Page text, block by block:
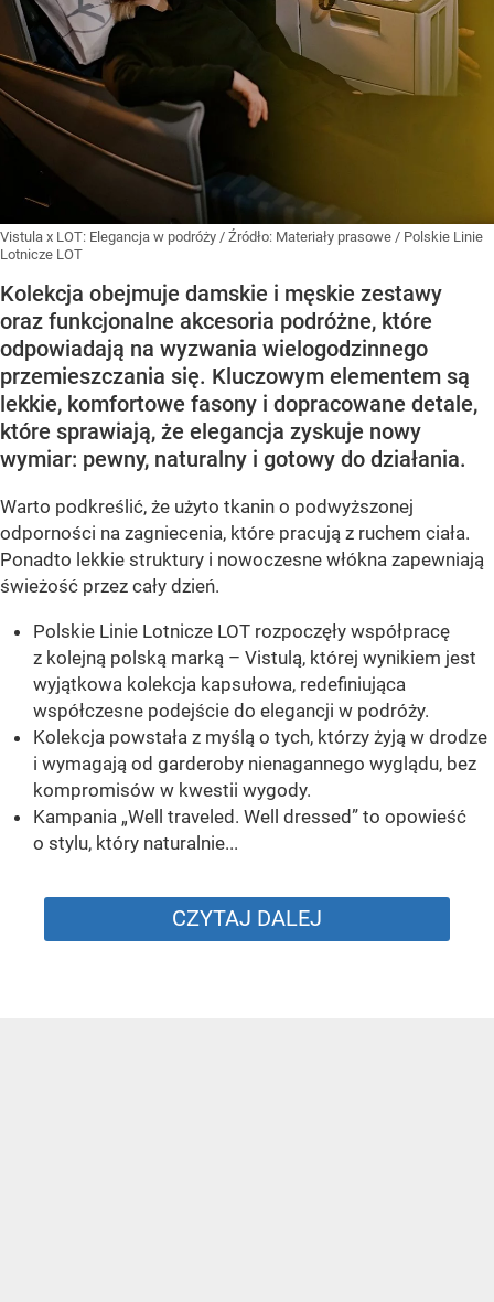
Vistula x LOT: Elegancja w podróży / Źródło: Materiały prasowe / Polskie Linie
Lotnicze LOT
Kolekcja obejmuje damskie i męskie zestawy
oraz funkcjonalne akcesoria podróżne, które
odpowiadają na wyzwania wielogodzinnego
przemieszczania się. Kluczowym elementem są
lekkie, komfortowe fasony i dopracowane detale,
które sprawiają, że elegancja zyskuje nowy
wymiar: pewny, naturalny i gotowy do działania.
Warto podkreślić, że użyto tkanin o podwyższonej
odporności na zagniecenia, które pracują z ruchem ciała.
Ponadto lekkie struktury i nowoczesne włókna zapewniają
świeżość przez cały dzień.
Polskie Linie Lotnicze LOT rozpoczęły współpracę
z kolejną polską marką – Vistulą, której wynikiem jest
wyjątkowa kolekcja kapsułowa, redefiniująca
współczesne podejście do elegancji w podróży.
Kolekcja powstała z myślą o tych, którzy żyją w drodze
i wymagają od garderoby nienagannego wyglądu, bez
kompromisów w kwestii wygody.
Kampania „Well traveled. Well dressed” to opowieść
o stylu, który naturalnie...
CZYTAJ DALEJ